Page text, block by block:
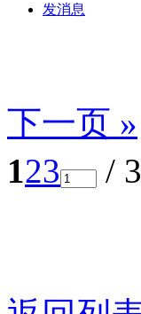
发消息
下一页 »
123 /